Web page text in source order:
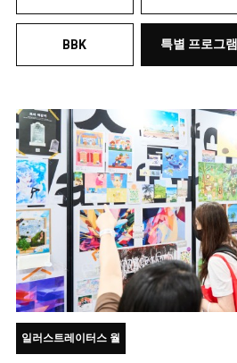
BBK 특별 프로그램
일러스트레이터스 월